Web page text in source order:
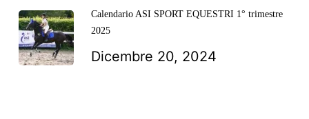
Calendario ASI SPORT EQUESTRI 1° trimestre
2025
Dicembre 20, 2024